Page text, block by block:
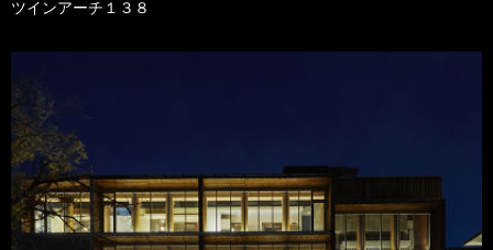
ツインアーチ１３８